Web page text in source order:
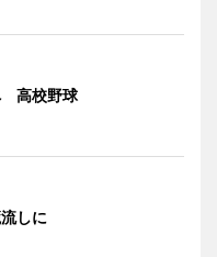
高校野球
しに